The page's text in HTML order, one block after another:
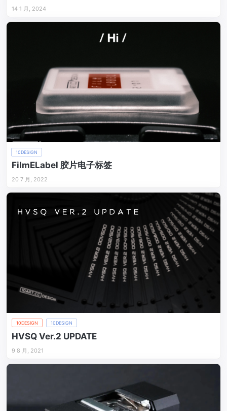
14 1 月, 2024
10DESIGN
FilmELabel 胶片电子标签
20 7 月, 2022
10DESIGN 10DESIGN
HVSQ Ver.2 UPDATE
9 8 月, 2021